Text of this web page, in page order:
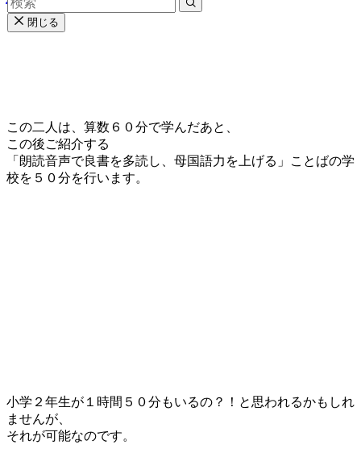
この二人は、算数６０分で学んだあと、
この後ご紹介する
「朗読音声で良書を多読し、母国語力を上げる」ことばの学
校を５０分を行います。
小学２年生が１時間５０分もいるの？！と思われるかもしれ
ませんが、
それが可能なのです。
閉じる